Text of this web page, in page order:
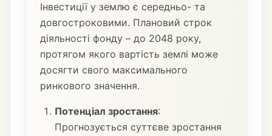
Інвестиції у землю є середньо- та
довгостроковими. Плановий строк
діяльності фонду – до 2048 року,
протягом якого вартість землі може
досягти свого максимального
ринкового значення.
Потенціал зростання:
Прогнозується суттєве зростання